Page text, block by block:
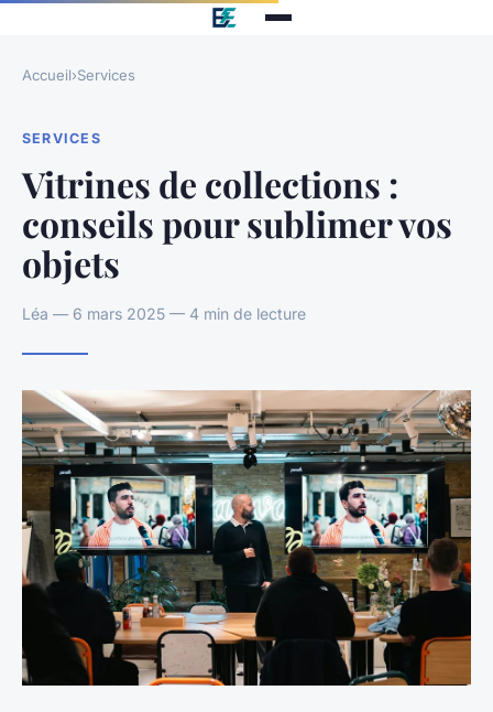
Accueil›Services
SERVICES
Vitrines de collections :
conseils pour sublimer vos
objets
Léa — 6 mars 2025 — 4 min de lecture